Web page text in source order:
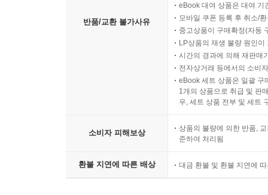
반품/교환 불가사유
eBook 대여 상품은 대여 기
모바일 쿠폰 등록 후 취소/
중고상품이 구매확정(자동
LP상품의 재생 불량 원인
시간의 경과에 의해 재판매
전자상거래 등에서의 소비
eBook 세트 상품은 일괄 구
1개의 상품으로 취급 및 판
우, 세트 상품 전부 및 세트
소비자 피해보상
상품의 불량에 의한 반품,
준하여 처리됨
환불 지연에 따른 배상 대금 환불 및 환불 지연에